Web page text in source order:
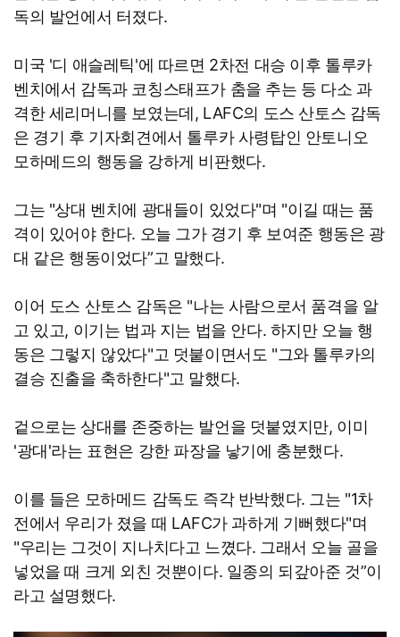
독의 발언에서 터졌다.
미국 '디 애슬레틱'에 따르면 2차전 대승 이후 톨루카
벤치에서 감독과 코칭스태프가 춤을 추는 등 다소 과
격한 세리머니를 보였는데, LAFC의 도스 산토스 감독
은 경기 후 기자회견에서 톨루카 사령탑인 안토니오
모하메드의 행동을 강하게 비판했다.
그는 "상대 벤치에 광대들이 있었다"며 "이길 때는 품
격이 있어야 한다. 오늘 그가 경기 후 보여준 행동은 광
대 같은 행동이었다”고 말했다.
이어 도스 산토스 감독은 "나는 사람으로서 품격을 알
고 있고, 이기는 법과 지는 법을 안다. 하지만 오늘 행
동은 그렇지 않았다"고 덧붙이면서도 "그와 톨루카의
결승 진출을 축하한다"고 말했다.
겉으로는 상대를 존중하는 발언을 덧붙였지만, 이미
'광대'라는 표현은 강한 파장을 낳기에 충분했다.
이를 들은 모하메드 감독도 즉각 반박했다. 그는 "1차
전에서 우리가 졌을 때 LAFC가 과하게 기뻐했다"며
"우리는 그것이 지나치다고 느꼈다. 그래서 오늘 골을
넣었을 때 크게 외친 것뿐이다. 일종의 되갚아준 것”이
라고 설명했다.